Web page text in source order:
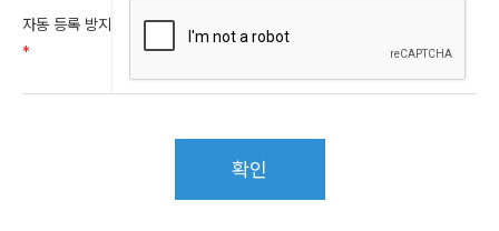
개인정보의 보유 및 이용 기간
원칙적으로 개인정보의 수집∙이용 목적 달성 시 바로 파기합니다.
요가 있다면 고객의 개인정보를 보유할 수 있습니다.
- 대금결제 및 재화 등의 공급에 관한 기록 : 5년
- 소비자의 불만 또는 분쟁 처리에 관한 기록 : 3년 등
자동 등록 방지
*
확인